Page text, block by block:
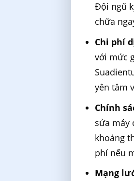
Đội ngũ
chữa
Chi phí
với mức
yên tâm
Chính
sửa máy
khoảng
phí nếu
Mạng